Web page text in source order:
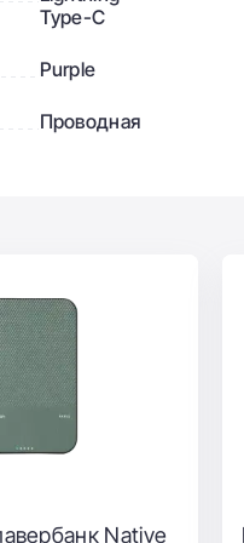
Powerbank
QC3.0+PD3.0 и
Type-C
Purple
Проводная